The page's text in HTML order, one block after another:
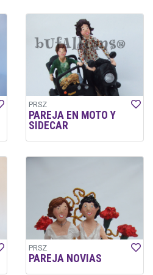
PRSZ
PAREJA EN MOTO Y
SIDECAR
PRSZ
PAREJA NOVIAS